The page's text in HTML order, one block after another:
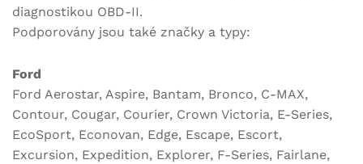
diagnostikou OBD-II.
Podporovány jsou také značky a typy:
Ford
Ford Aerostar, Aspire, Bantam, Bronco, C-MAX,
Contour, Cougar, Courier, Crown Victoria, E-Series,
EcoSport, Econovan, Edge, Escape, Escort,
Excursion, Expedition, Explorer, F-Series, Fairlane,